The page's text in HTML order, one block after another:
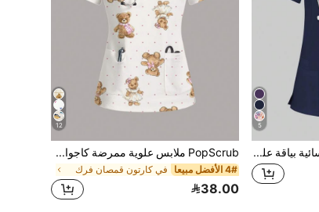
5
PopScrub ملابس علوية نسائية بياقة على شكل حرف V وأكمام قصيرة وجيب، بلون أحادي، ملابس موحدة للرعاية الصحية
12
PopScrub ملابس علوية ممرضة كاجوال مزينة بنقاط وطبعات خرسوف كرتوني
4# الأفضل مبيعا في كارتون قمصان فرك
38.00